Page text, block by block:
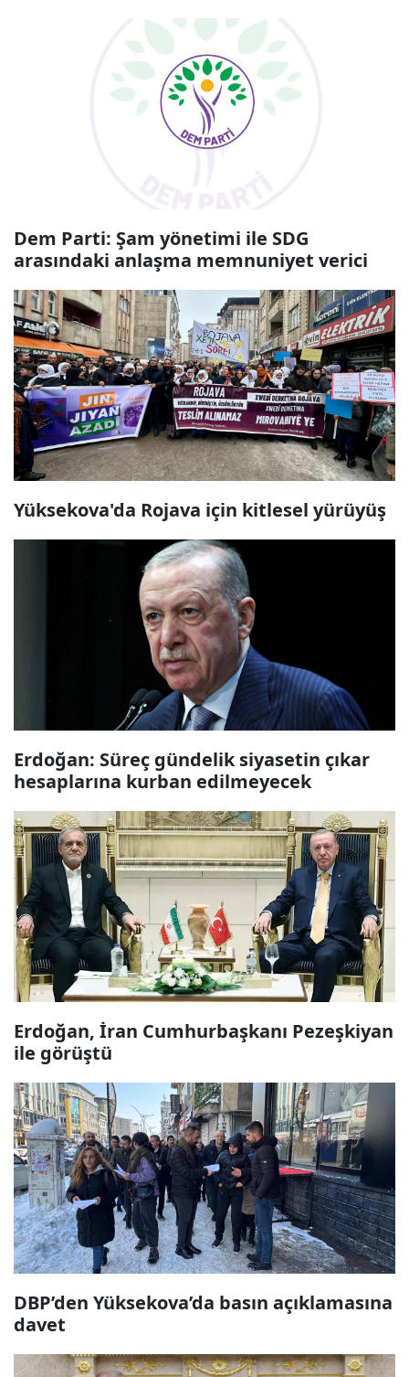
Dem Parti: Şam yönetimi ile SDG
arasındaki anlaşma memnuniyet verici
Yüksekova'da Rojava için kitlesel yürüyüş
Erdoğan: Süreç gündelik siyasetin çıkar
hesaplarına kurban edilmeyecek
Erdoğan, İran Cumhurbaşkanı Pezeşkiyan
ile görüştü
DBP’den Yüksekova’da basın açıklamasına
davet